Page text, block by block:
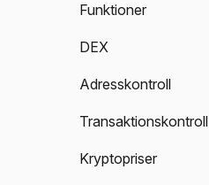
Funktioner
DEX
Adresskontroll
Transaktionskontroll
Kryptopriser